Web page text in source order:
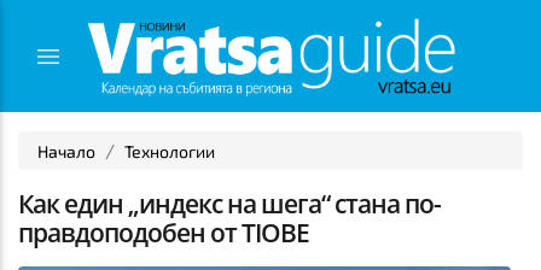
Начало Технологии
Как един „индекс на шега“ стана по-
правдоподобен от TIOBE